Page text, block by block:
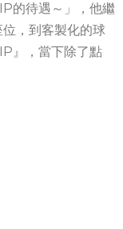
的待遇～」，他繼
，到客製化的球
』，當下除了點